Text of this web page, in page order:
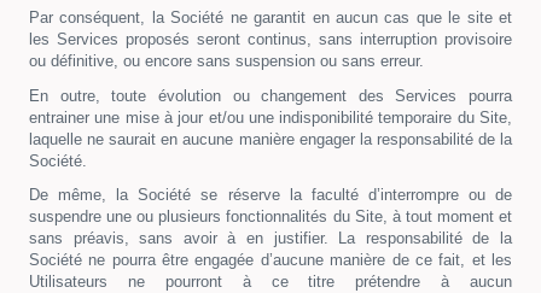
Par conséquent, la Société ne garantit en aucun cas que le site et
les Services proposés seront continus, sans interruption provisoire
ou définitive, ou encore sans suspension ou sans erreur.
En outre, toute évolution ou changement des Services pourra
entrainer une mise à jour et/ou une indisponibilité temporaire du Site,
laquelle ne saurait en aucune manière engager la responsabilité de la
Société.
De même, la Société se réserve la faculté d’interrompre ou de
suspendre une ou plusieurs fonctionnalités du Site, à tout moment et
sans préavis, sans avoir à en justifier. La responsabilité de la
Société ne pourra être engagée d’aucune manière de ce fait, et les
Utilisateurs ne pourront à ce titre prétendre à aucun